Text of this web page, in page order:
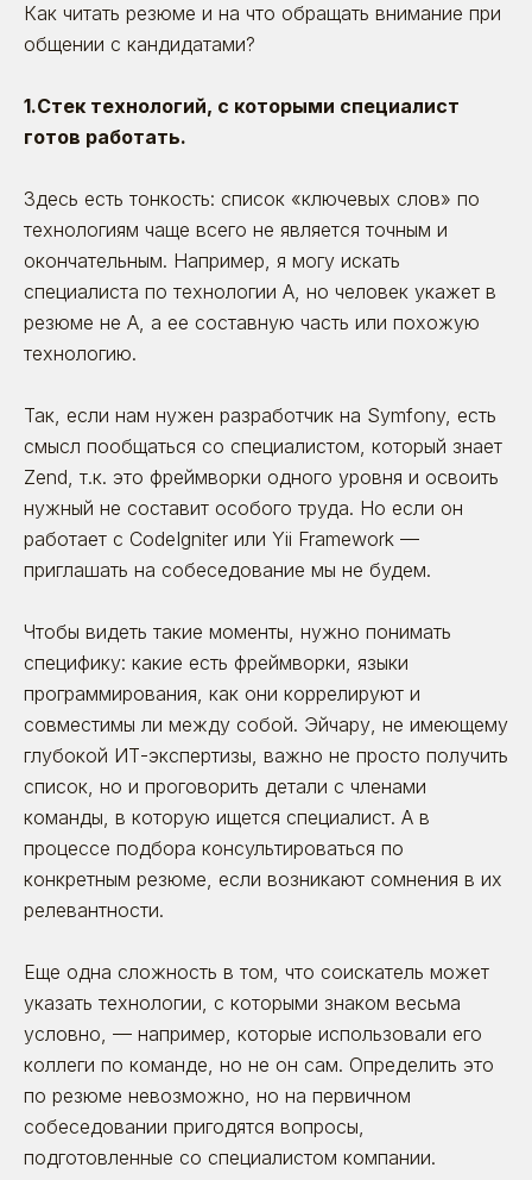
Как читать резюме и на что обращать внимание при
общении с кандидатами?
1.Стек технологий, с которыми специалист
готов работать.
Здесь есть тонкость: список «ключевых слов» по
технологиям чаще всего не является точным и
окончательным. Например, я могу искать
специалиста по технологии А, но человек укажет в
резюме не А, а ее составную часть или похожую
технологию.
Так, если нам нужен разработчик на Symfony, есть
смысл пообщаться со специалистом, который знает
Zend, т.к. это фреймворки одного уровня и освоить
нужный не составит особого труда. Но если он
работает с CodeIgniter или Yii Framework —
приглашать на собеседование мы не будем.
Чтобы видеть такие моменты, нужно понимать
специфику: какие есть фреймворки, языки
программирования, как они коррелируют и
совместимы ли между собой. Эйчару, не имеющему
глубокой ИТ-экспертизы, важно не просто получить
список, но и проговорить детали с членами
команды, в которую ищется специалист. А в
процессе подбора консультироваться по
конкретным резюме, если возникают сомнения в их
релевантности.
Еще одна сложность в том, что соискатель может
указать технологии, с которыми знаком весьма
условно, — например, которые использовали его
коллеги по команде, но не он сам. Определить это
по резюме невозможно, но на первичном
собеседовании пригодятся вопросы,
подготовленные со специалистом компании.